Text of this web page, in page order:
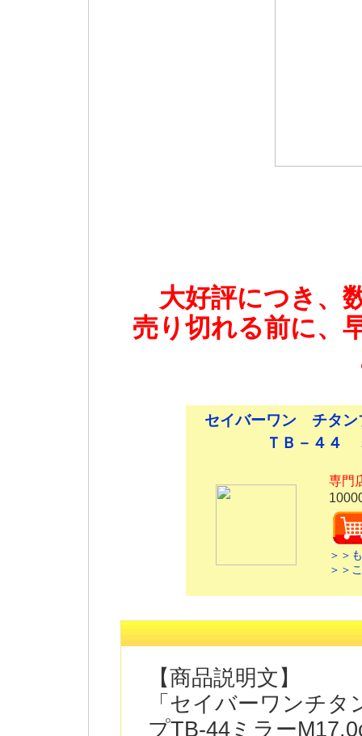
大好評につき、
売り切れる前に、
セイバーワン チタ
ＴＢ－４４
専門
＞＞
＞＞
【商品説明文】
「セイバーワンチ
プTB-44ミラー